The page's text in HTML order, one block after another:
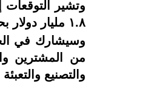
١.٨ مليار دولار بحلول 2030، مدفوعاً بقطاعي السيارات والبناء، فيما تجاوز حجم الاستثمار في الآلات والمعدات 26 مليار دولار حتى الآن.
من المشترين
والتصنيع